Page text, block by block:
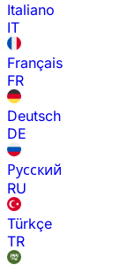
Italiano
IT
Français
FR
Deutsch
DE
Русский
RU
Türkçe
TR